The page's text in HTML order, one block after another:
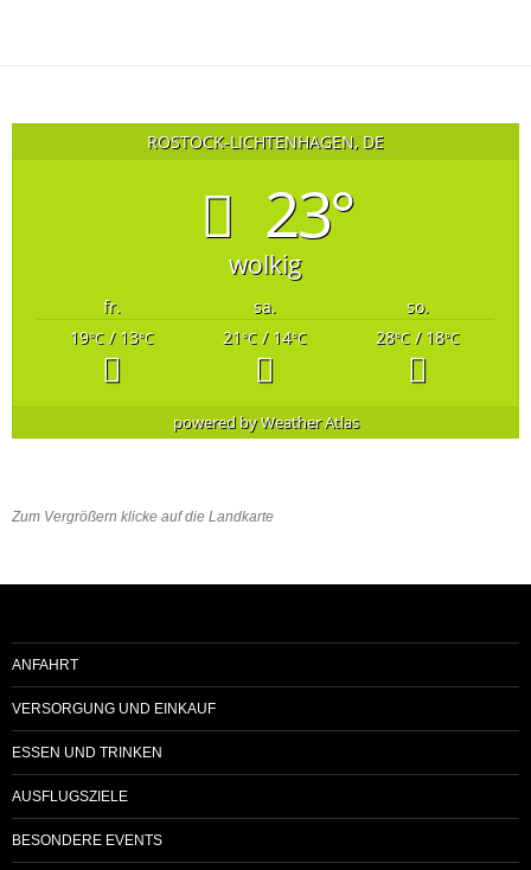
ROSTOCK-LICHTENHAGEN, DE
23°
wolkig
fr. sa.
so.
19°C / 13°C 21°C/ 14°C 28°C/ 18°C
powered byWeather Atlas
Zum Vergrößern klicke auf die Landkarte
ANFAHRT
VERSORGUNG UND EINKAUF
ESSEN UND TRINKEN
AUSFLUGSZIELE
BESONDERE EVENTS